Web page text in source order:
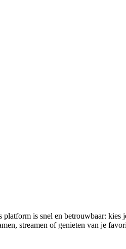
is snel en betrouwbaar:
streamen of genieten van je